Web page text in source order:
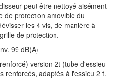
peut être nettoyé aisément
de protection amovible du
les 4 vis, de manière à
de protection.
99 dB(A)
version 2t (tube d'essieu
renforcés, adaptés à l'essieu 2 t.